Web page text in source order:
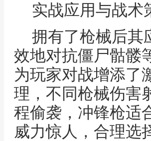
实战应用与战术
拥有了枪械后其
效地对抗僵尸骷髅
为玩家对战增添了
理，不同枪械伤害
程偷袭，冲锋枪适
威力惊人，合理选